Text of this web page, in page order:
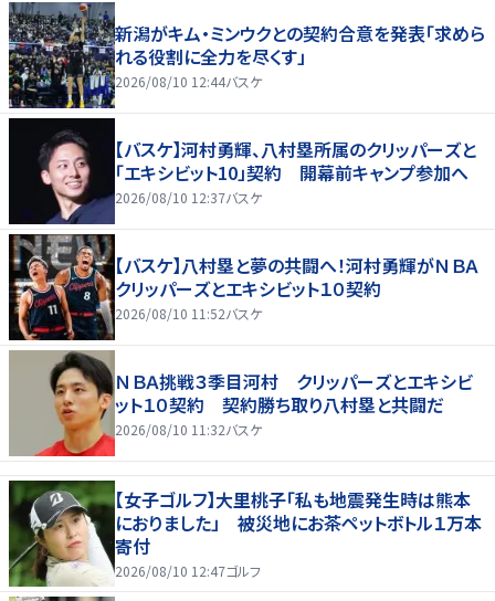
新潟がキム・ミンウクとの契約合意を発表「求めら
れる役割に全力を尽くす」
2026/08/10 12:44バスケ
【バスケ】河村勇輝、八村塁所属のクリッパーズと
「エキシビット10」契約 開幕前キャンプ参加へ
2026/08/10 12:37バスケ
【バスケ】八村塁と夢の共闘へ！河村勇輝がＮＢＡ
クリッパーズとエキシビット１０契約
2026/08/10 11:52バスケ
ＮＢＡ挑戦３季目河村 クリッパーズとエキシビ
ット１０契約 契約勝ち取り八村塁と共闘だ
2026/08/10 11:32バスケ
【女子ゴルフ】大里桃子「私も地震発生時は熊本
におりました」 被災地にお茶ペットボトル１万本
寄付
2026/08/10 12:47ゴルフ